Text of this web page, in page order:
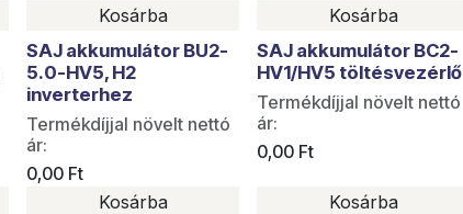
SAJ akkumulátor BU2-
5.0-HV5, H2
inverterhez
Kosárba
Termékdíjjal növelt nettó
ár:
0,00 Ft
SAJ akkumulátor BC2-
HV1/HV5 töltésvezérlő
Kosárba
Termékdíjjal növelt nettó
ár:
0,00 Ft
Kosárba Kosárba